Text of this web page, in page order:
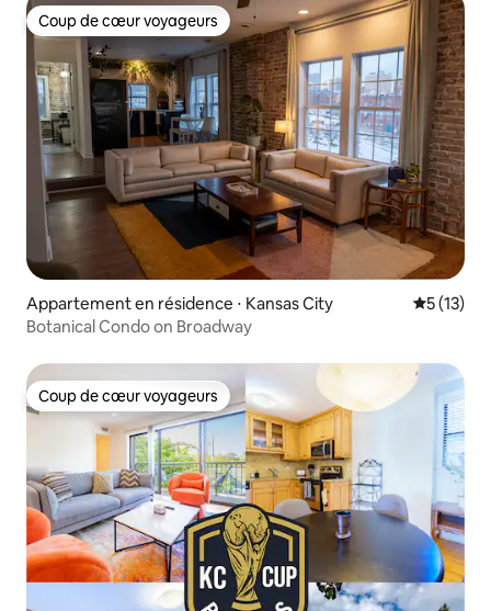
Coup de cœur voyageurs
Coup de cœur voyageurs
Appartement en résidence ⋅ Kansas City
5 (13)
Botanical Condo on Broadway
Coup de cœur voyageurs
Coup de cœur voyageurs